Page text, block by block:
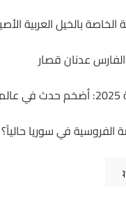
بالخيل العربية
عدنان قصار
في سوريا حالياً؟